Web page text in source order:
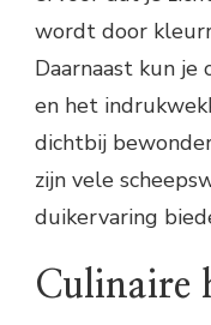
wordt door
Daarnaast kun je
en het
dichtbij
zijn vele
duikervaring
Culinaire